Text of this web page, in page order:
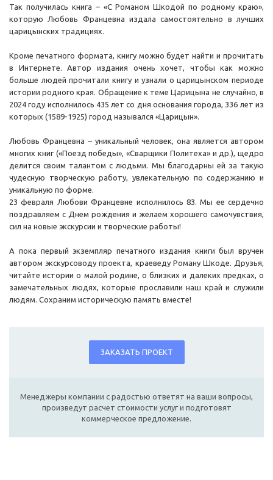
Так получилась книга – «С Романом Шкодой по родному краю»,
которую Любовь Францевна издала самостоятельно в лучших
царицынских традициях.
Кроме печатного формата, книгу можно будет найти и прочитать
в Интернете. Автор издания очень хочет, чтобы как можно
больше людей прочитали книгу и узнали о царицынском периоде
истории родного края. Обращение к теме Царицына не случайно, в
2024 году исполнилось 435 лет со дня основания города, 336 лет из
которых (1589-1925) город назывался «Царицын».
Любовь Францевна – уникальный человек, она является автором
многих книг («Поезд победы», «Сварщики Политеха» и др.), щедро
делится своим талантом с людьми. Мы благодарны ей за такую
чудесную творческую работу, увлекательную по содержанию и
уникальную по форме.
23 февраля Любови Францевне исполнилось 83. Мы ее сердечно
поздравляем с Днем рождения и желаем хорошего самочувствия,
сил на новые экскурсии и творческие работы!
А пока первый экземпляр печатного издания книги был вручен
автором экскурсоводу проекта, краеведу Роману Шкоде. Друзья,
читайте истории о малой родине, о близких и далеких предках, о
замечательных людях, которые прославили наш край и служили
людям. Сохраним историческую память вместе!
ЗАКАЗАТЬ ПРОЕКТ
Менеджеры компании с радостью ответят на ваши вопросы,
произведут расчет стоимости услуг и подготовят
коммерческое предложение.